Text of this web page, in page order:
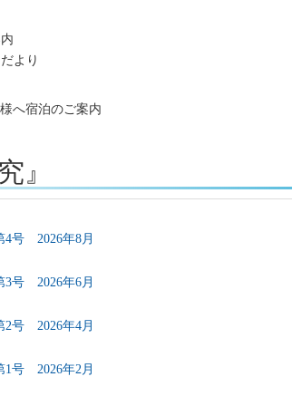
より
へ宿泊のご案内
』
4号 2026年8月
3号 2026年6月
2号 2026年4月
1号 2026年2月